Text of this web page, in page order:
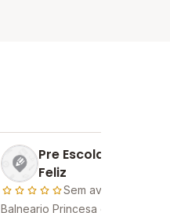
Pre Escola Gente
Feliz
Sem avaliações
Balneario Princesa do Mar -